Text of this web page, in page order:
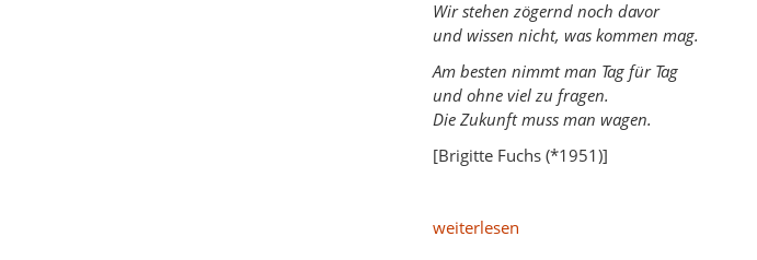
Wir stehen zögernd noch davor
und wissen nicht, was kommen mag.
Am besten nimmt man Tag für Tag
und ohne viel zu fragen.
Die Zukunft muss man wagen.
[Brigitte Fuchs (*1951)]
weiterlesen